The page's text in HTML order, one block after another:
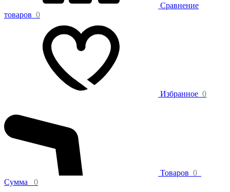
Сравнение
товаров 0
Избранное 0
Товаров 0
Сумма
0